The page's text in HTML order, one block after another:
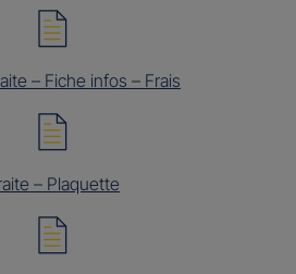
– Fiche infos – Frais
– Plaquette